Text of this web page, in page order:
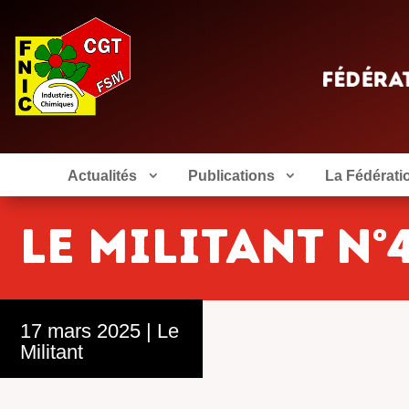
Actualités Publications La
Le Militant
17 mars 2025 | Le
Militant